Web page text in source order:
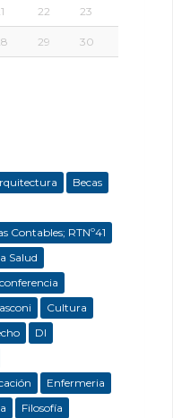
22 23
29 30
Becas
Contables; RTNº41
Salud
conferencia
Cultura
DI
Enfermeria
Filosofía